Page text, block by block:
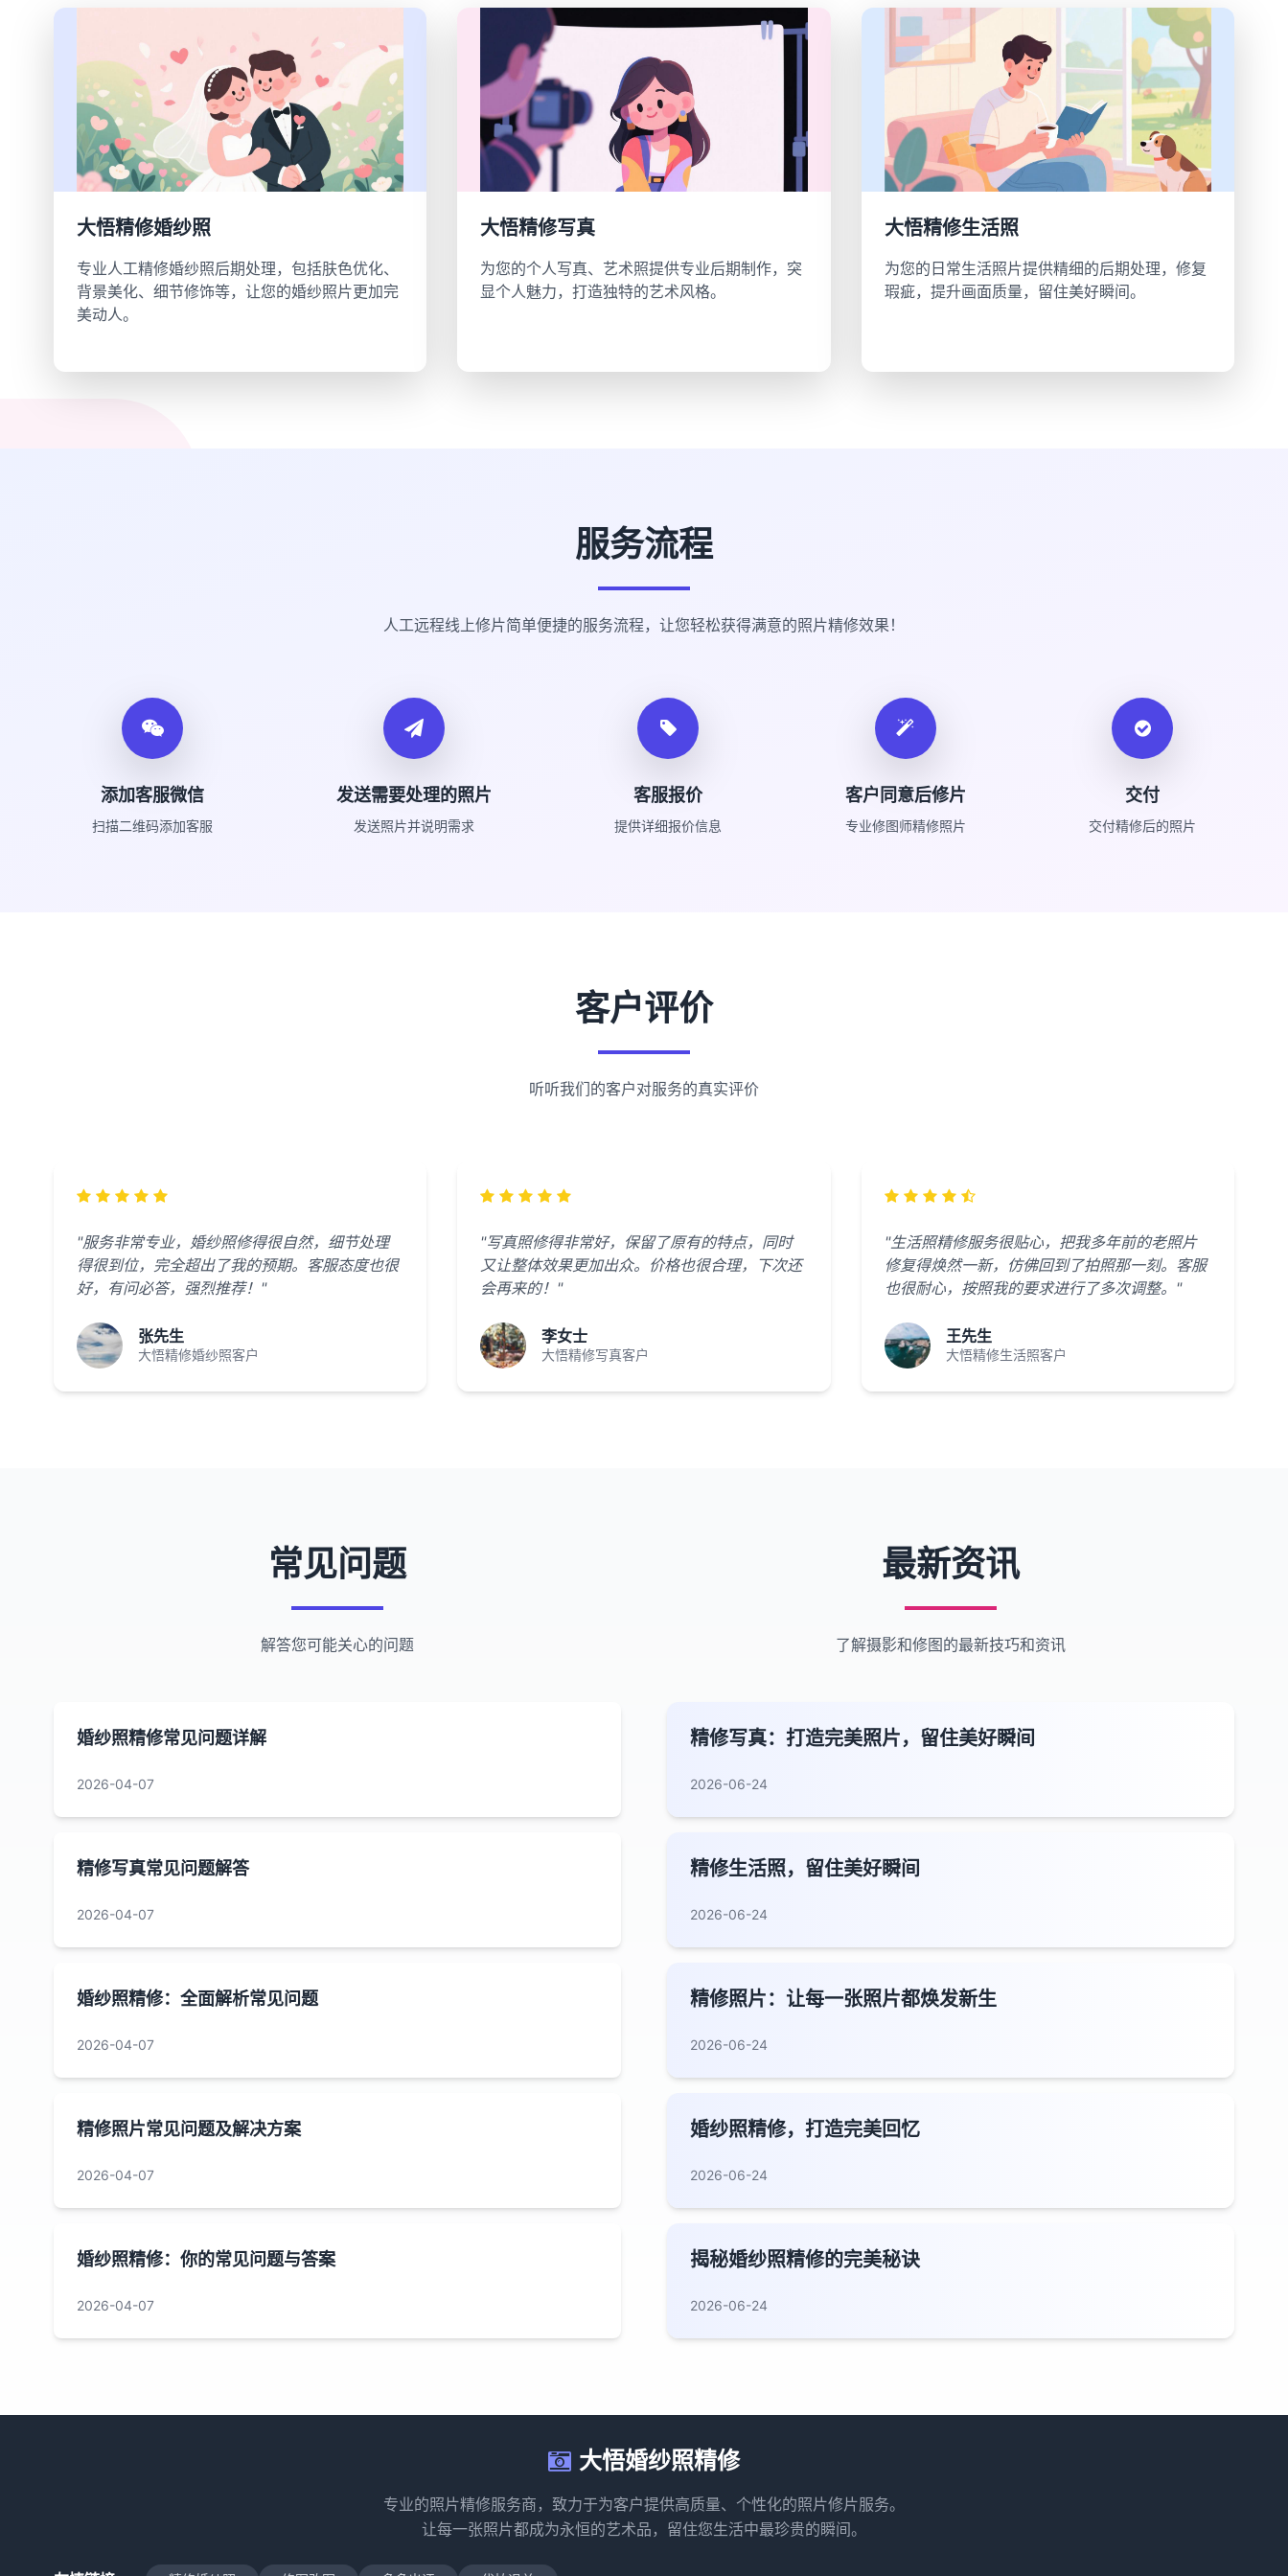
大悟精修婚纱照
专业人工精修婚纱照后期处理，包括肤色优化、
背景美化、细节修饰等，让您的婚纱照片更加完
美动人。
大悟精修写真
为您的个人写真、艺术照提供专业后期制作，突
显个人魅力，打造独特的艺术风格。
大悟精修生活照
为您的日常生活照片提供精细的后期处理，修复
瑕疵，提升画面质量，留住美好瞬间。
服务流程
人工远程线上修片简单便捷的服务流程，让您轻松获得满意的照片精修效果！
添加客服微信
扫描二维码添加客服
发送需要处理的照片
发送照片并说明需求
客服报价
提供详细报价信息
客户同意后修片
专业修图师精修照片
交付
交付精修后的照片
客户评价
听听我们的客户对服务的真实评价
"服务非常专业，婚纱照修得很自然，细节处理
得很到位，完全超出了我的预期。客服态度也很
好，有问必答，强烈推荐！"
张先生
大悟精修婚纱照客户
"写真照修得非常好，保留了原有的特点，同时
又让整体效果更加出众。价格也很合理，下次还
会再来的！"
李女士
大悟精修写真客户
"生活照精修服务很贴心，把我多年前的老照片
修复得焕然一新，仿佛回到了拍照那一刻。客服
也很耐心，按照我的要求进行了多次调整。"
王先生
大悟精修生活照客户
常见问题
解答您可能关心的问题
婚纱照精修常见问题详解
2026-04-07
精修写真常见问题解答
2026-04-07
婚纱照精修：全面解析常见问题
2026-04-07
精修照片常见问题及解决方案
2026-04-07
婚纱照精修：你的常见问题与答案
2026-04-07
最新资讯
了解摄影和修图的最新技巧和资讯
精修写真：打造完美照片，留住美好瞬间
2026-06-24
精修生活照，留住美好瞬间
2026-06-24
精修照片：让每一张照片都焕发新生
2026-06-24
婚纱照精修，打造完美回忆
2026-06-24
揭秘婚纱照精修的完美秘诀
2026-06-24
大悟婚纱照精修
专业的照片精修服务商，致力于为客户提供高质量、个性化的照片修片服务。
让每一张照片都成为永恒的艺术品，留住您生活中最珍贵的瞬间。